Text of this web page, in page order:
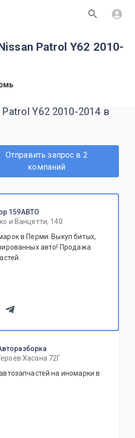
Patrol Y62 2010-
Y62 2010-2014 в
Отправить запрос в 2
компаний
159АВТО
и Ванцетти, 140
в Перми. Выкуп битых,
авто! Продажа
Хасана 72Г
на иномарки в